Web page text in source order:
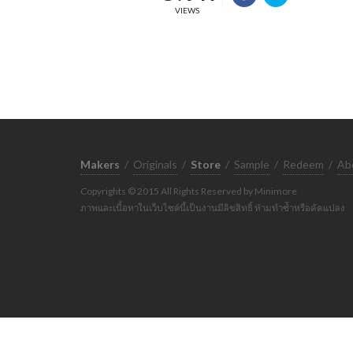
VIEWS
Makers / Originals / Store / Sample / Redeem /
Copyrights © 2015 All Rights Reserved by Minimore
ภาพและเนื้อหาในเว็บไซต์นี้เป็นงานมีลิขสิทธิ์ ห้ามทำซ้ำหรือดัดแปลง